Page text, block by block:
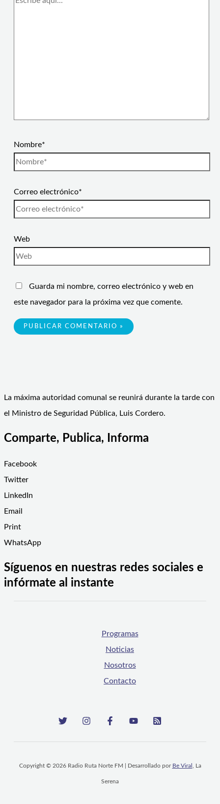
Nombre*
Correo electrónico*
Web
Guarda mi nombre, correo electrónico y web en
este navegador para la próxima vez que comente.
La máxima autoridad comunal se reunirá durante la tarde con
el Ministro de Seguridad Pública, Luis Cordero.
Comparte, Publica, Informa
Facebook
Twitter
LinkedIn
Email
Print
WhatsApp
Síguenos en nuestras redes sociales e
infórmate al instante
Programas
Noticias
Nosotros
Contacto
Copyright © 2026 Radio Ruta Norte FM | Desarrollado por Be Viral , La
Serena